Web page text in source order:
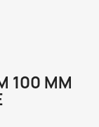
100 MM